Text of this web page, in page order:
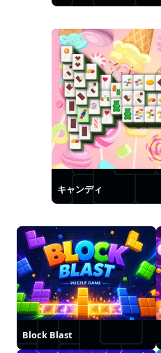
キャンディ
Block Blast